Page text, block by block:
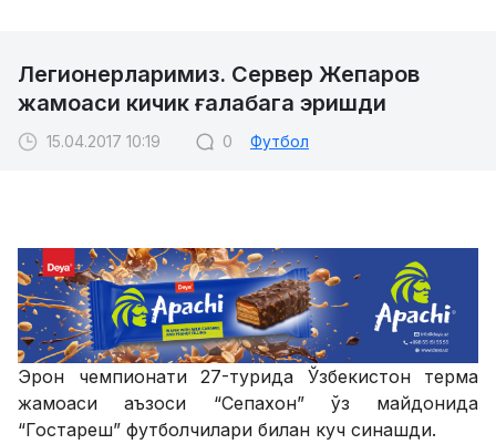
Легионерларимиз. Сервер Жепаров
жамоаси кичик ғалабага эришди
15.04.2017 10:19 0 Футбол
Эрон чемпионати 27-турида Ўзбекистон терма
жамоаси аъзоси “Сепахон” ўз майдонида
“Гостареш” футболчилари билан куч синашди.